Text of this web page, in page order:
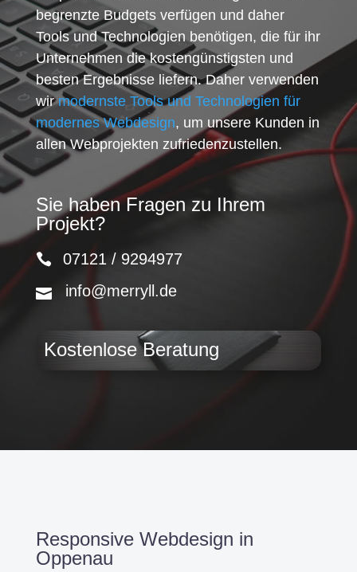
begrenzte Budgets verfügen und daher
Tools und Technologien benötigen, die für ihr
Unternehmen die kostengünstigsten und
besten Ergebnisse liefern. Daher verwenden
wirmodernste Tools und Technologien für
modernes Webdesign, um unsere Kunden in
allen Webprojekten zufriedenzustellen.
Sie haben Fragen zu Ihrem
Projekt?
07121 / 9294977
info@merryll.de
Kostenlose Beratung
Responsive Webdesign in
Oppenau